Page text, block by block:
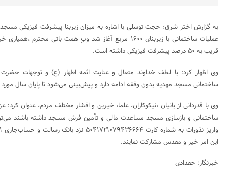
به گزارش اختر شرق؛ حجت توسلی با اشاره به میزان زیربنا پیشرفت فیزیکی
عملیات ساختمانی با زیربنای ۱۶۰۰ مربع آغاز شد وبِ همت بانی
قریب به ۵۰ درصد پیشرفت فیزیکی داشته است.
وی اظهار کرد: با لطف خداوند متعال و عنایت ائمه اطهار (ع) و توجهات
ساختمانی مسجد مهدیه بدون وقفه ادامه دارد و پیش‌بینی می‌شود تا پایان سال مورد
وی با قدردانی از بانیان ،نیکوکاران، علما، خیرین و اقشار مختلف مردم، عنوان کرد:
ساختمانی و بازسازی مسجد مساعدت مالی و تأمین فرش مسجد داشته باشند
این امر خیر و مقدس مشارکت نمایند.
خبرنگار: حقدادی